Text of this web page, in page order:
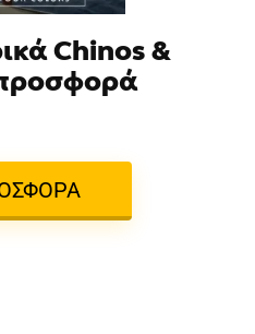
Chinos &